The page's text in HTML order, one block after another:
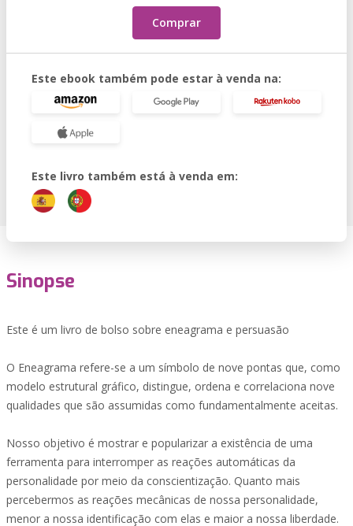
Comprar
Este ebook também pode estar à venda na:
Este livro também está à venda em:
Sinopse
Este é um livro de bolso sobre eneagrama e persuasão
O Eneagrama refere-se a um símbolo de nove pontas que, como
modelo estrutural gráfico, distingue, ordena e correlaciona nove
qualidades que são assumidas como fundamentalmente aceitas.
Nosso objetivo é mostrar e popularizar a existência de uma
ferramenta para interromper as reações automáticas da
personalidade por meio da conscientização. Quanto mais
percebermos as reações mecânicas de nossa personalidade,
menor a nossa identificação com elas e maior a nossa liberdade.